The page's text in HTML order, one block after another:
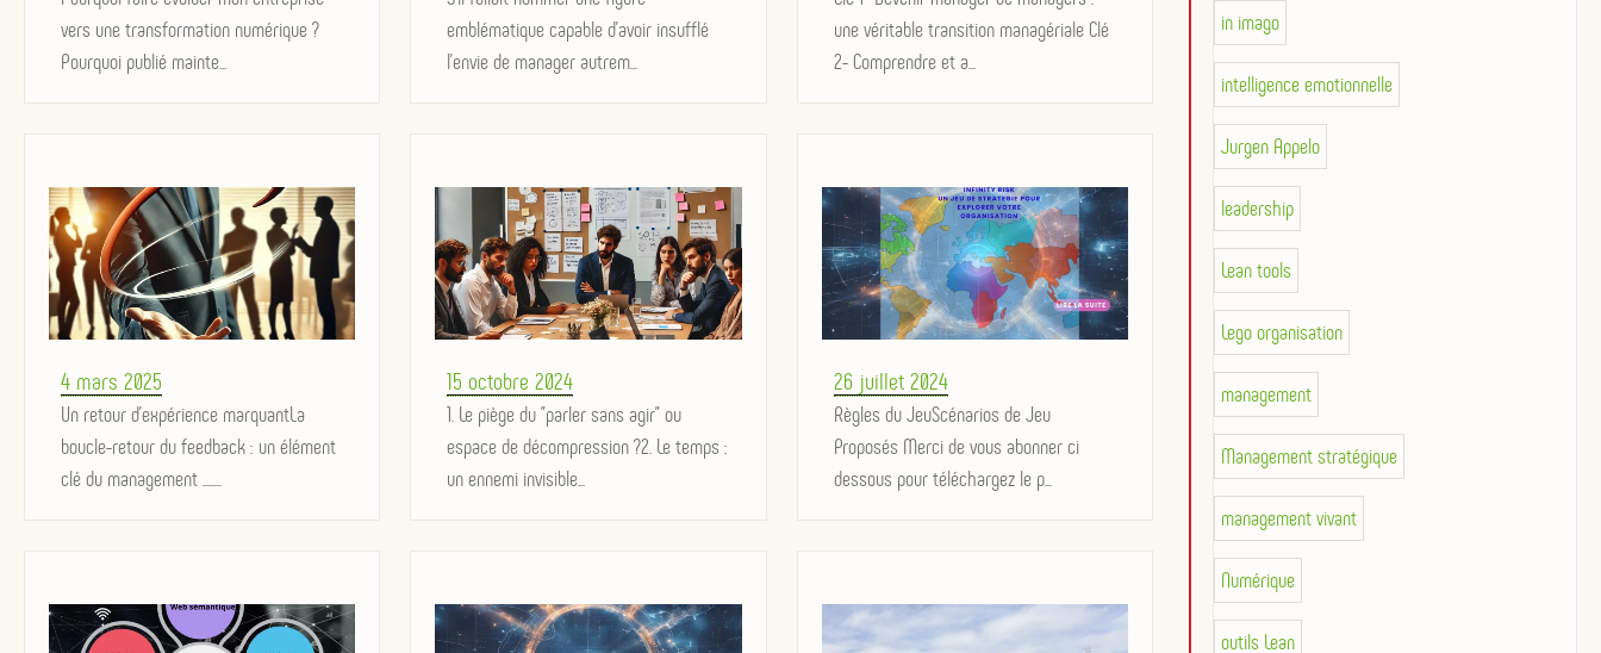
vers une transformation numérique ?
Pourquoi publié mainte...
emblématique capable d’avoir insufflé
l’envie de manager autrem...
une véritable transition managériale Clé
2- Comprendre et a...
Posted
on
4 mars 2025
Un retour d’expérience marquantLa
boucle-retour du feedback : un élément
clé du management ........
Posted
on
15 octobre 2024
1. Le piège du "parler sans agir" ou
espace de décompression ?2. Le temps :
un ennemi invisible...
Posted
on
26 juillet 2024
Règles du JeuScénarios de Jeu
Proposés Merci de vous abonner ci
dessous pour téléchargez le p...
in imago
intelligence emotionnelle
Jurgen Appelo
leadership
Lean tools
Lego organisation
management
Management stratégique
management vivant
Numérique
outils Lean